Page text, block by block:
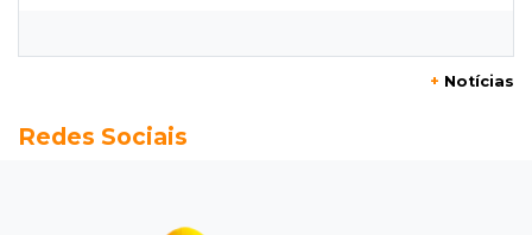
Bebê some após mãe adolescente ir à casa de
Eleições 2026
+ Notícias
Redes Sociais